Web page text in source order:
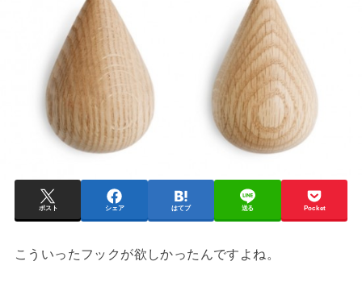
ポスト シェア はてブ 送る Pocket
こういったフックが欲しかったんですよね。